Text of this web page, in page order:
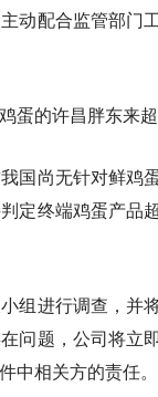
动配合监管部门
的许昌胖东来超
国尚无针对鲜鸡
定终端鸡蛋产品
组进行调查，并
问题，公司将立
中相关方的责任。